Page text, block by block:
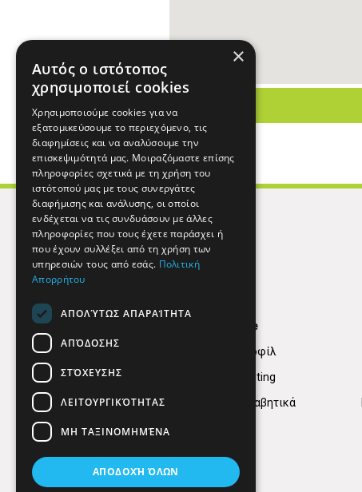
Find Here
Εταιρικό Προφίλ
Digital marketing
Κατηγορίες Αλφαβητικά
×
Αυτός ο ιστότοπος
χρησιμοποιεί cookies
Χρησιμοποιούμε cookies για να
εξατομικεύσουμε το περιεχόμενο, τις
διαφημίσεις και να αναλύσουμε την
επισκεψιμότητά μας. Μοιραζόμαστε επίσης
πληροφορίες σχετικά με τη χρήση του
ιστότοπού μας με τους συνεργάτες
διαφήμισης και ανάλυσης, οι οποίοι
ενδέχεται να τις συνδυάσουν με άλλες
πληροφορίες που τους έχετε παράσχει ή
που έχουν συλλέξει από τη χρήση των
υπηρεσιών τους από εσάς. Πολιτική
Απορρήτου
ΑΠΟΛΎΤΩΣ ΑΠΑΡΑΊΤΗΤΑ
ΑΠΌΔΟΣΗΣ
ΣΤΌΧΕΥΣΗΣ
ΛΕΙΤΟΥΡΓΙΚΌΤΗΤΑΣ
ΜΗ ΤΑΞΙΝΟΜΗΜΈΝΑ
ΑΠΟΔΟΧΉ ΌΛΩΝ